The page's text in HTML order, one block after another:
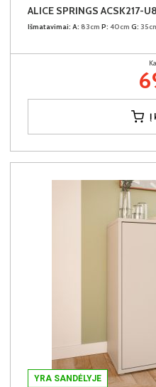
ALICE SPRINGS
Išmatavimai: A: 83cm P: 40cm G:
Į
YRA SANDĖLYJE